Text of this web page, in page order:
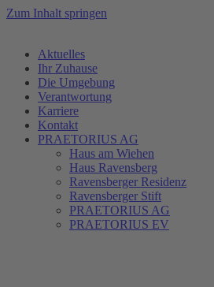
Zum Inhalt springen
Aktuelles
Ihr Zuhause
Die Umgebung
Verantwortung
Karriere
Kontakt
PRAETORIUS AG
Haus am Wiehen
Haus Ravensberg
Ravensberger Residenz
Ravensberger Stift
PRAETORIUS AG
PRAETORIUS EV